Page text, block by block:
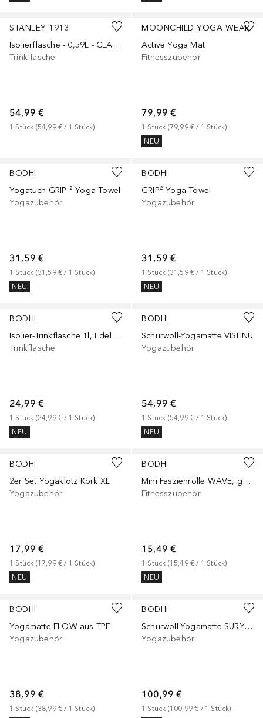
STANLEY 1913
Isolierflasche - 0,59L - CLASSIC LEGENDARY BOTTLE
Trinkflasche
54,99 €
1 Stück (54,99 € / 1 Stück)
MOONCHILD YOGA WEAR
Active Yoga Mat
Fitnesszubehör
79,99 €
1 Stück (79,99 € / 1 Stück)
NEU
BODHI
Yogatuch GRIP ² Yoga Towel
Yogazubehör
31,59 €
1 Stück (31,59 € / 1 Stück)
NEU
BODHI
GRIP² Yoga Towel
Yogazubehör
31,59 €
1 Stück (31,59 € / 1 Stück)
NEU
BODHI
Isolier-Trinkflasche 1l, Edelstahl anthrazit
Trinkflasche
24,99 €
1 Stück (24,99 € / 1 Stück)
NEU
BODHI
Schurwoll-Yogamatte VISHNU
Yogazubehör
54,99 €
1 Stück (54,99 € / 1 Stück)
NEU
BODHI
2er Set Yogaklotz Kork XL
Yogazubehör
17,99 €
1 Stück (17,99 € / 1 Stück)
NEU
1Größe
BODHI
Mini Faszienrolle WAVE, grün/schwarz
Fitnesszubehör
15,49 €
1 Stück (15,49 € / 1 Stück)
NEU
BODHI
Yogamatte FLOW aus TPE
Yogazubehör
38,99 €
1 Stück (38,99 € / 1 Stück)
BODHI
Schurwoll-Yogamatte SURYA Premium (umsäumt), extra-dick
Yogazubehör
100,99 €
1 Stück (100,99 € / 1 Stück)